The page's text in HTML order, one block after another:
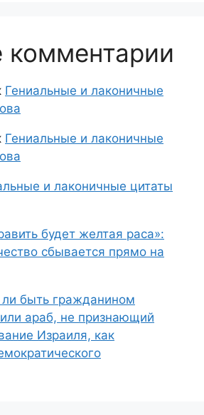
Гениальные и лаконичные
Гениальные и лаконичные
и лаконичные цитаты
будет желтая раса»:
сбывается прямо на
быть гражданином
араб, не признающий
Израиля, как